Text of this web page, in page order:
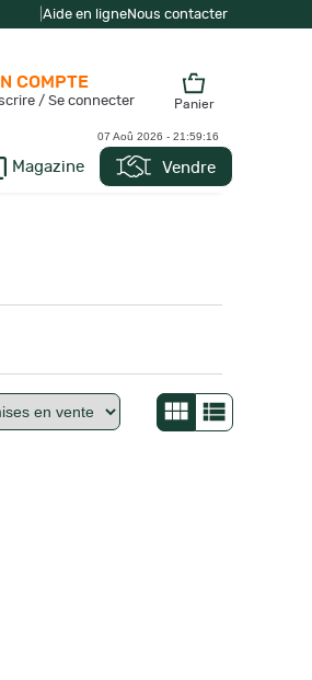
Aide en ligneNous contacter
Magazine Vendre
COMPTE
/ Se connecter Panier
07 Aoû 2026 - 21:59:16